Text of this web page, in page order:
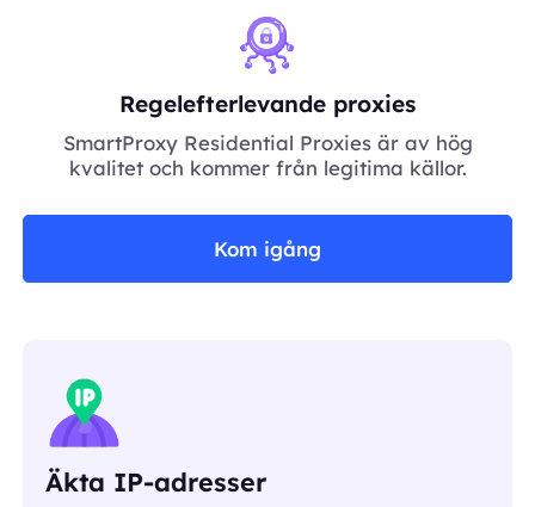
Regelefterlevande proxies
SmartProxy Residential Proxies är av hög
kvalitet och kommer från legitima källor.
Kom igång
Äkta IP-adresser